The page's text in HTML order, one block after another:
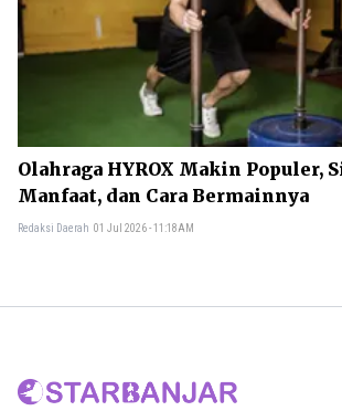
Olahraga HYROX Makin Populer,
Manfaat, dan Cara Bermainnya
Redaksi Daerah 01 Jul 2026 - 11:18AM